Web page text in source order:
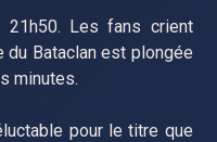
21h50. Les fans crient
Bataclan est plongée
minutes.
pour le titre que